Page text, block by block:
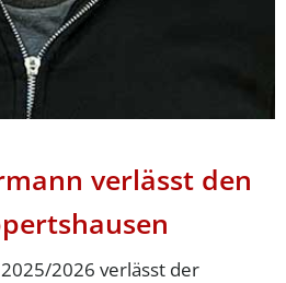
verlässt den
2026 verlässt der